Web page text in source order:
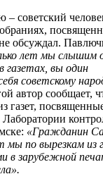
советский
обсуждал.
лет мы слышим
газетах, вы один
советскому
автор сообщает,
газет,
«Гражданин
мы по вырезкам из
в зарубежной